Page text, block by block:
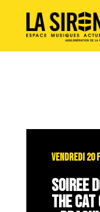
VENDREDI 20
SOIREE
THE CAT